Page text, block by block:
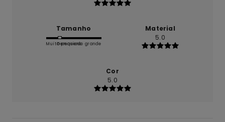
Tamanho
Muito pequeno
Demasiado grande
Material
5.0
Cor
5.0